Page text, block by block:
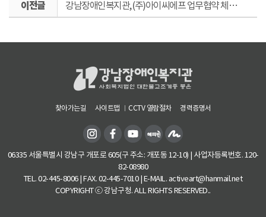
강남장애인복지관, (주)아이씨에프 업무협약 체결_시사타임즈 외 9곳
찾아가는길 사이트맵 CCTV 열람절차 경력증명서
06335 서울특별시 강남구 개포로 605(구 주소: 개포동 12-10) | 사업자등록번호. 120-
82-08980
TEL. 02-445-8006 | FAX. 02-445-7010 | E-MAIL. activeart@hanmail.net
COPYRIGHT ⓒ 강남구청. ALL RIGHTS RESERVED..